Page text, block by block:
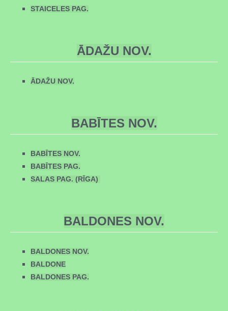
STAICELES PAG.
ĀDAŽU NOV.
ĀDAŽU NOV.
BABĪTES NOV.
BABĪTES NOV.
BABĪTES PAG.
SALAS PAG. (RĪGA)
BALDONES NOV.
BALDONES NOV.
BALDONE
BALDONES PAG.